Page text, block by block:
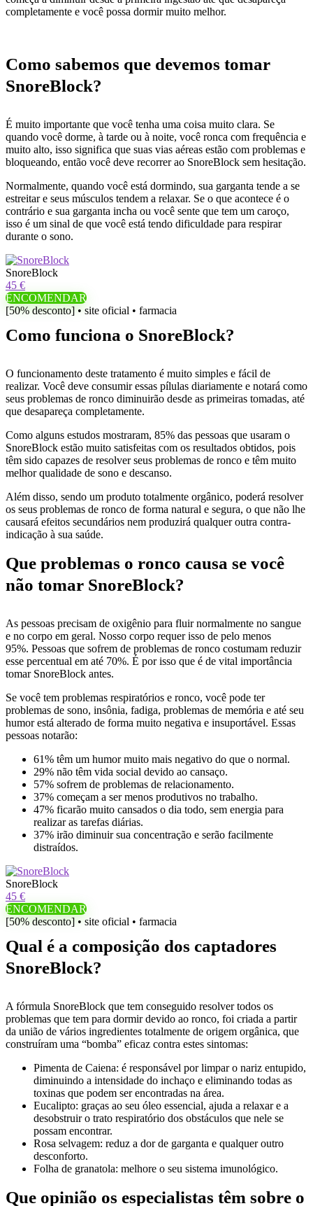
completamente e você possa dormir muito melhor.
Como sabemos que devemos tomar
SnoreBlock?
É muito importante que você tenha uma coisa muito clara. Se
quando você dorme, à tarde ou à noite, você ronca com frequência e
muito alto, isso significa que suas vias aéreas estão com problemas e
bloqueando, então você deve recorrer ao SnoreBlock sem hesitação.
Normalmente, quando você está dormindo, sua garganta tende a se
estreitar e seus músculos tendem a relaxar. Se o que acontece é o
contrário e sua garganta incha ou você sente que tem um caroço,
isso é um sinal de que você está tendo dificuldade para respirar
durante o sono.
SnoreBlock
45 €
ENCOMENDAR
[50% desconto] • site oficial • farmacia
Como funciona o SnoreBlock?
O funcionamento deste tratamento é muito simples e fácil de
realizar. Você deve consumir essas pílulas diariamente e notará como
seus problemas de ronco diminuirão desde as primeiras tomadas, até
que desapareça completamente.
Como alguns estudos mostraram, 85% das pessoas que usaram o
SnoreBlock estão muito satisfeitas com os resultados obtidos, pois
têm sido capazes de resolver seus problemas de ronco e têm muito
melhor qualidade de sono e descanso.
Além disso, sendo um produto totalmente orgânico, poderá resolver
os seus problemas de ronco de forma natural e segura, o que não lhe
causará efeitos secundários nem produzirá qualquer outra contra-
indicação à sua saúde.
Que problemas o ronco causa se você
não tomar SnoreBlock?
As pessoas precisam de oxigênio para fluir normalmente no sangue
e no corpo em geral. Nosso corpo requer isso de pelo menos
95%. Pessoas que sofrem de problemas de ronco costumam reduzir
esse percentual em até 70%. É por isso que é de vital importância
tomar SnoreBlock antes.
Se você tem problemas respiratórios e ronco, você pode ter
problemas de sono, insônia, fadiga, problemas de memória e até seu
humor está alterado de forma muito negativa e insuportável. Essas
pessoas notarão:
61% têm um humor muito mais negativo do que o normal.
29% não têm vida social devido ao cansaço.
57% sofrem de problemas de relacionamento.
37% começam a ser menos produtivos no trabalho.
47% ficarão muito cansados ​​o dia todo, sem energia para
realizar as tarefas diárias.
37% irão diminuir sua concentração e serão facilmente
distraídos.
SnoreBlock
45 €
ENCOMENDAR
[50% desconto] • site oficial • farmacia
Qual é a composição dos captadores
SnoreBlock?
A fórmula SnoreBlock que tem conseguido resolver todos os
problemas que tem para dormir devido ao ronco, foi criada a partir
da união de vários ingredientes totalmente de origem orgânica, que
construíram uma “bomba” eficaz contra estes sintomas:
Pimenta de Caiena: é responsável por limpar o nariz entupido,
diminuindo a intensidade do inchaço e eliminando todas as
toxinas que podem ser encontradas na área.
Eucalipto: graças ao seu óleo essencial, ajuda a relaxar e a
desobstruir o trato respiratório dos obstáculos que nele se
possam encontrar.
Rosa selvagem: reduz a dor de garganta e qualquer outro
desconforto.
Folha de granatola: melhore o seu sistema imunológico.
Que opinião os especialistas têm sobre o